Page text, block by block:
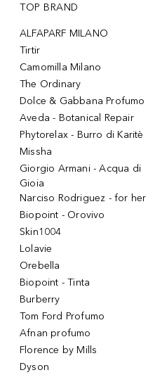
TOP BRAND
ALFAPARF MILANO
Tirtir
Camomilla Milano
The Ordinary
Dolce & Gabbana Profumo
Aveda - Botanical Repair
Phytorelax - Burro di Karitè
Missha
Giorgio Armani - Acqua di
Gioia
Narciso Rodriguez - for her
Biopoint - Orovivo
Skin1004
Lolavie
Orebella
Biopoint - Tinta
Burberry
Tom Ford Profumo
Afnan profumo
Florence by Mills
Dyson